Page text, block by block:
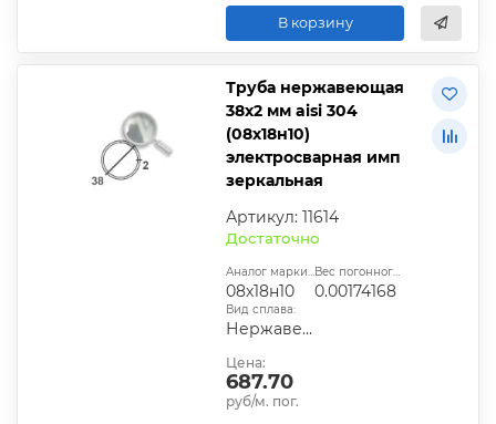
В корзину
Труба нержавеющая
38х2 мм aisi 304
(08х18н10)
электросварная имп
зеркальная
Артикул: 11614
Достаточно
Аналог марки стали:
08х18н10
Вес погонного метра, т.:
0.00174168
Вид сплава:
Нержавеющая сталь
Цена:
687.70
руб/м. пог.